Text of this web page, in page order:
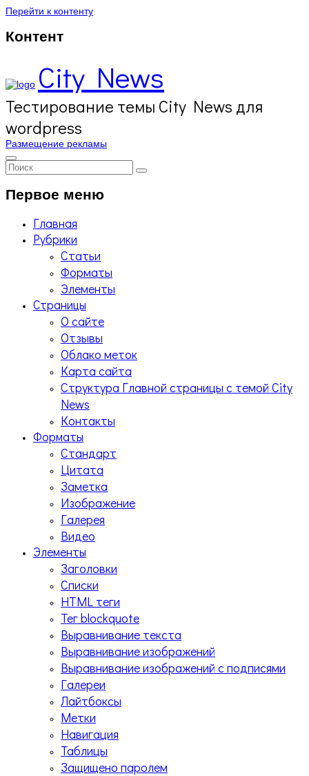
Перейти к контенту
Контент
Сity News
Тестирование темы Сity News для
wordpress
Размещение рекламы
Первое меню
Главная
Рубрики
Статьи
Форматы
Элементы
Страницы
О сайте
Отзывы
Облако меток
Карта сайта
Структура Главной страницы с темой City
News
Контакты
Форматы
Стандарт
Цитата
Заметка
Изображение
Галерея
Видео
Элементы
Заголовки
Списки
HTML теги
Тег blockquote
Выравнивание текста
Выравнивание изображений
Выравнивание изображений с подписями
Галереи
Лайтбоксы
Метки
Навигация
Таблицы
Защищено паролем